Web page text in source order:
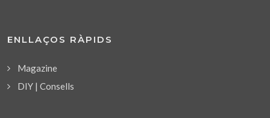
ENLLAÇOS RÀPIDS
Magazine
DIY | Consells